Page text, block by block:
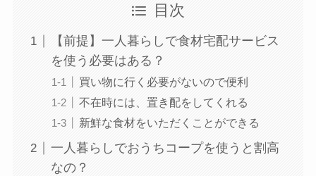
目次
【前提】一人暮らしで食材宅配サービス
を使う必要はある？
買い物に行く必要がないので便利
不在時には、置き配をしてくれる
新鮮な食材をいただくことができる
一人暮らしでおうちコープを使うと割高
なの？